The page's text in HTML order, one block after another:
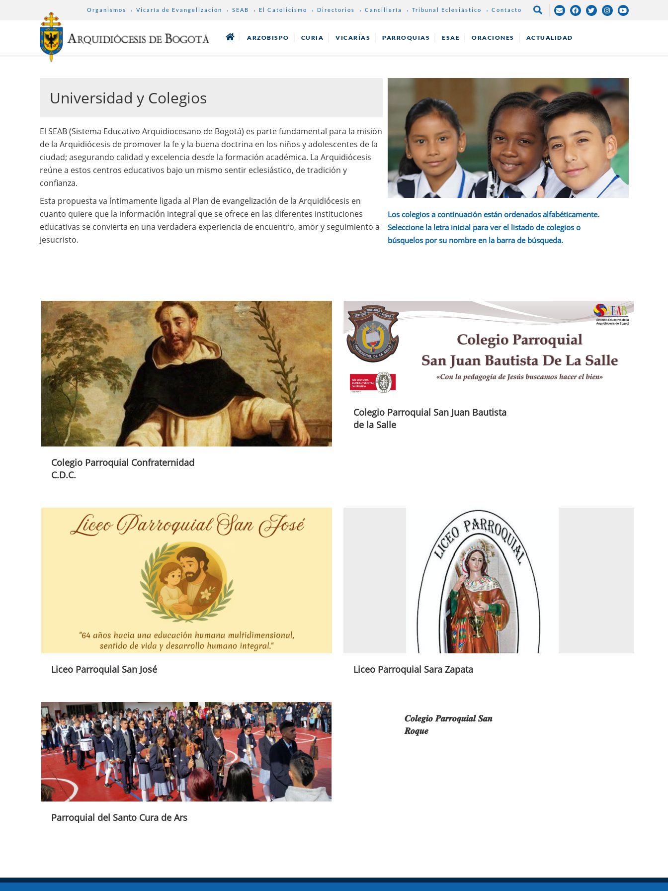
MENU
Organismos Vicaría de Evangelización SEAB El Catolicismo Directorios Cancillería Tribunal Eclesiástico Contacto
ARZOBISPO CURIA VICARÍAS PARROQUIAS ESAE ORACIONES ACTUALIDAD
Universidad y Colegios
El SEAB (Sistema Educativo Arquidiocesano de Bogotá) es parte fundamental para la misión
de la Arquidiócesis de promover la fe y la buena doctrina en los niños y adolescentes de la
ciudad; asegurando calidad y excelencia desde la formación académica. La Arquidiócesis
reúne a estos centros educativos bajo un mismo sentir eclesiástico, de tradición y
confianza.
Esta propuesta va íntimamente ligada al Plan de evangelización de la Arquidiócesis en
cuanto quiere que la información integral que se ofrece en las diferentes instituciones
educativas se convierta en una verdadera experiencia de encuentro, amor y seguimiento a
Jesucristo.
Los colegios a continuación están ordenados alfabéticamente.
Seleccione la letra inicial para ver el listado de colegios o
búsquelos por su nombre en la barra de búsqueda.
Colegio Parroquial Confraternidad
C.D.C.
Colegio Parroquial San Juan Bautista
de la Salle
Liceo Parroquial San José Liceo Parroquial Sara Zapata
Parroquial del Santo Cura de Ars
𝑪𝒐𝒍𝒆𝒈𝒊𝒐 𝑷𝒂𝒓𝒓𝒐𝒒𝒖𝒊𝒂𝒍 𝑺𝒂𝒏
𝑹𝒐𝒒𝒖𝒆